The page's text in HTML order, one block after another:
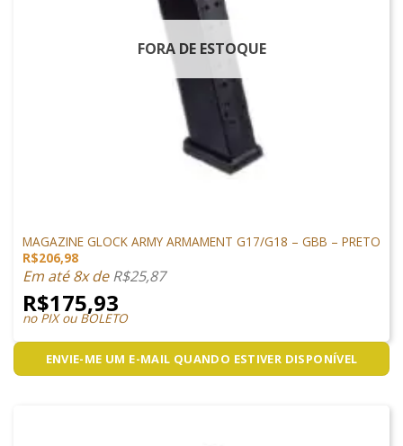
FORA DE ESTOQUE
MAGAZINE GLOCK ARMY ARMAMENT G17/G18 – GBB – PRETO
R$206,98
Em até 8x deR$25,87
R$175,93
no PIX ou BOLETO
ENVIE-ME UM E-MAIL QUANDO ESTIVER DISPONÍVEL